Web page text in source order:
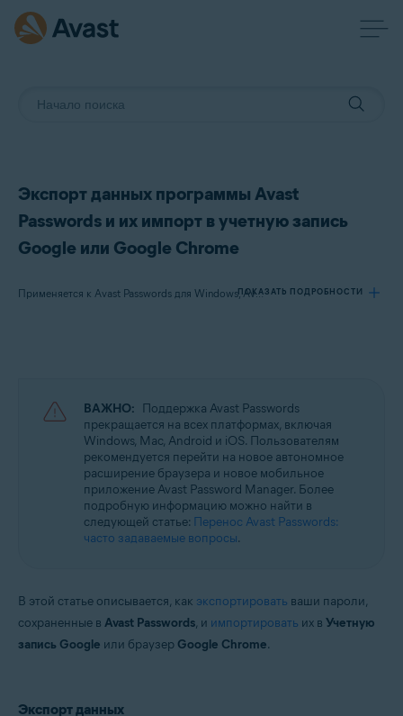
Экспорт данных программы Avast
Passwords и их импорт в учетную запись
Google или Google Chrome
Применяется к Avast Passwords для Windows, Avast Premium Security для Windows
ПОКАЗАТЬ ПОДРОБНОСТИ
Avast Premium Security 22.x для Windows
Операционные системы:
Microsoft Windows 11 Home / Pro / Enterprise / Education
Microsoft Windows 10 Home / Pro / Enterprise / Education — 32- или 64-
разрядная версия
Microsoft Windows 8.1 / Pro / Enterprise — 32- или 64-разрядная версия
Microsoft Windows 8 / Pro / Enterprise — 32- или 64-разрядная версия
Microsoft Windows 7 Home Basic / Home Premium / Professional /
ВАЖНО: Поддержка Avast Passwords
прекращается на всех платформах, включая
Windows, Mac, Android и iOS. Пользователям
рекомендуется перейти на новое автономное
расширение браузера и новое мобильное
приложение Avast Password Manager. Более
подробную информацию можно найти в
следующей статье: Перенос Avast Passwords:
часто задаваемые вопросы.
В этой статье описывается, как экспортировать ваши пароли,
сохраненные в Avast Passwords, и импортировать их в Учетную
запись Google или браузер Google Chrome.
Экспорт данных